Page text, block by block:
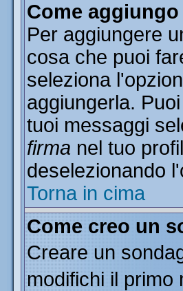
Come
Per aggiungere
cosa che puoi
seleziona
aggiungerla.
tuoi messaggi
firma nel tuo
deselezionando
Torna in cima
Come creo un
Creare un
modifichi il